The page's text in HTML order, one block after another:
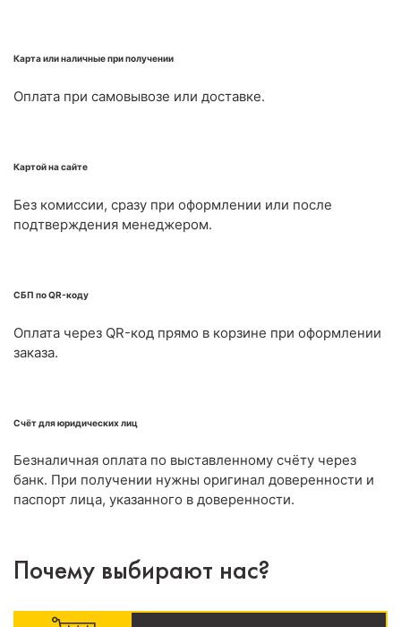
Карта или наличные при получении
Оплата при самовывозе или доставке.
Картой на сайте
Без комиссии, сразу при оформлении или после
подтверждения менеджером.
СБП по QR-коду
Оплата через QR-код прямо в корзине при оформлении
заказа.
Счёт для юридических лиц
Безналичная оплата по выставленному счёту через
банк. При получении нужны оригинал доверенности и
паспорт лица, указанного в доверенности.
Почему выбирают нас?